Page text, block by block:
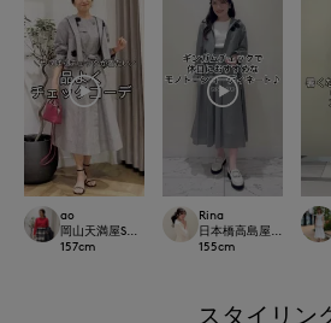
ao
岡山天満屋SUPERIORCLOSET
157cm
Rina
日本橋高島屋M Maglie
155cm
スタイリン